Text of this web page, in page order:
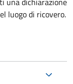
luogo di ricovero.